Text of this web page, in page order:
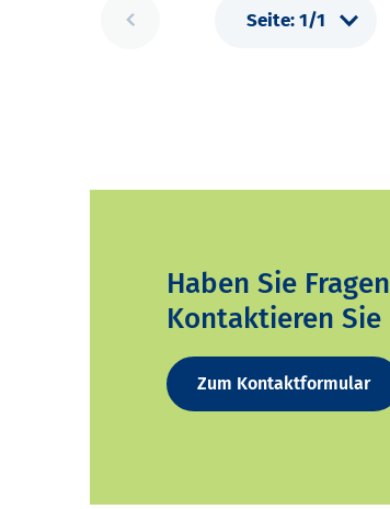
Haben Sie
Kontaktieren Sie
Zum Kontaktformular